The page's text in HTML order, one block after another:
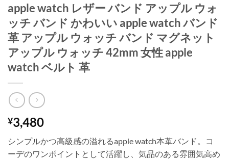
apple watch レザー バンド アップル ウォ
ッチ バンド かわいい apple watch バンド
革 アップル ウォッチ バンド マグネット
アップル ウォッチ 42mm 女性 apple
watch ベルト 革
¥3,480
シンプルかつ高級感の溢れるapple watch本革バンド。コ
ーデのワンポイントとして活躍し、気品のある雰囲気高め